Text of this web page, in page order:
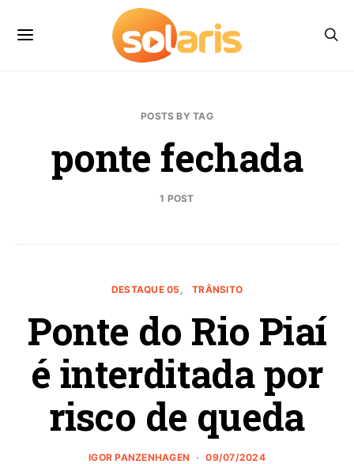
POSTS BY TAG
ponte fechada
1 POST
DESTAQUE 05 TRÂNSITO
Ponte do Rio Piaí
é interditada por
risco de queda
IGOR PANZENHAGEN 09/07/2024